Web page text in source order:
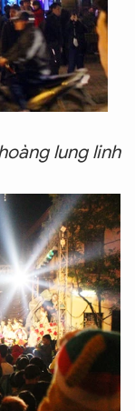
lung linh